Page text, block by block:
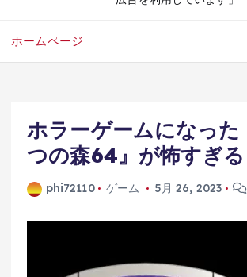
ホームページ
ホラーゲームになった
つの森64』が怖すぎる
phi72110 ゲーム 5月 26, 2023